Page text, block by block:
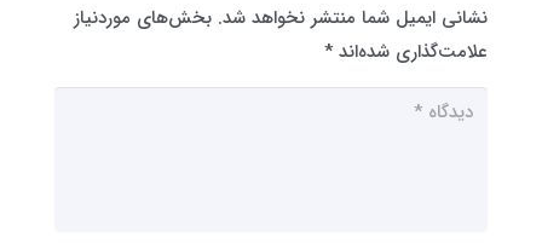
نشانی ایمیل شما منتشر نخواهد شد. بخش‌های موردنیاز
علامت‌گذاری شده‌اند *